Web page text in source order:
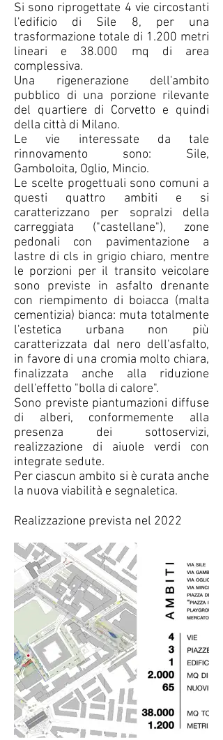
Si sono riprogettate 4 vie circostanti
l'edificio di Sile 8, per una
trasformazione totale di 1.200 metri
lineari e 38.000 mq di area
complessiva.
Una rigenerazione dell'ambito
pubblico di una porzione rilevante
del quartiere di Corvetto e quindi
della città di Milano.
Le vie interessate da tale
rinnovamento sono: Sile,
Gamboloita, Oglio, Mincio.
Le scelte progettuali sono comuni a
questi quattro ambiti e si
caratterizzano per sopralzi della
carreggiata ("castellane"), zone
pedonali con pavimentazione a
lastre di cls in grigio chiaro, mentre
le porzioni per il transito veicolare
sono previste in asfalto drenante
con riempimento di boiacca (malta
cementizia) bianca: muta totalmente
l'estetica urbana non più
caratterizzata dal nero dell'asfalto,
in favore di una cromia molto chiara,
finalizzata anche alla riduzione
dell'effetto "bolla di calore".
Sono previste piantumazioni diffuse
di alberi, conformemente alla
presenza dei sottoservizi,
realizzazione di aiuole verdi con
integrate sedute.
Per ciascun ambito si è curata anche
la nuova viabilità e segnaletica.
Realizzazione prevista nel 2022